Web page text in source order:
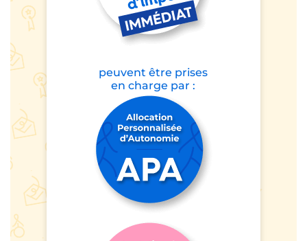
peuvent être prises
en charge par :